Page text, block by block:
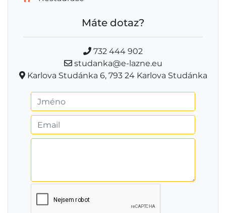
Máte dotaz?
732 444 902
studanka@e-lazne.eu
Karlova Studánka 6, 793 24 Karlova Studánka